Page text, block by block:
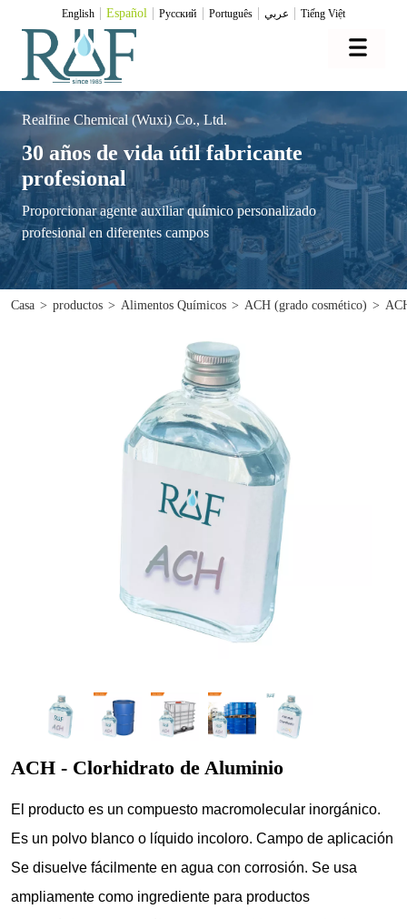
English Español Pусский Português عربي Tiếng Việt
Realfine Chemical (Wuxi) Co., Ltd.
30 años de vida útil fabricante
profesional
Proporcionar agente auxiliar químico personalizado
profesional en diferentes campos
Casa > productos > Alimentos Químicos > ACH (grado cosmético) >
ACH - Clorhidrato de Aluminio